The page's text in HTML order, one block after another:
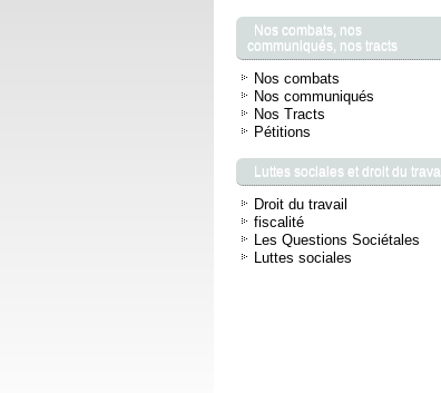
Nos combats, nos
communiqués, nos tracts
Nos combats
Nos communiqués
Nos Tracts
Pétitions
Luttes sociales et droit du travail
Droit du travail
fiscalité
Les Questions Sociétales
Luttes sociales